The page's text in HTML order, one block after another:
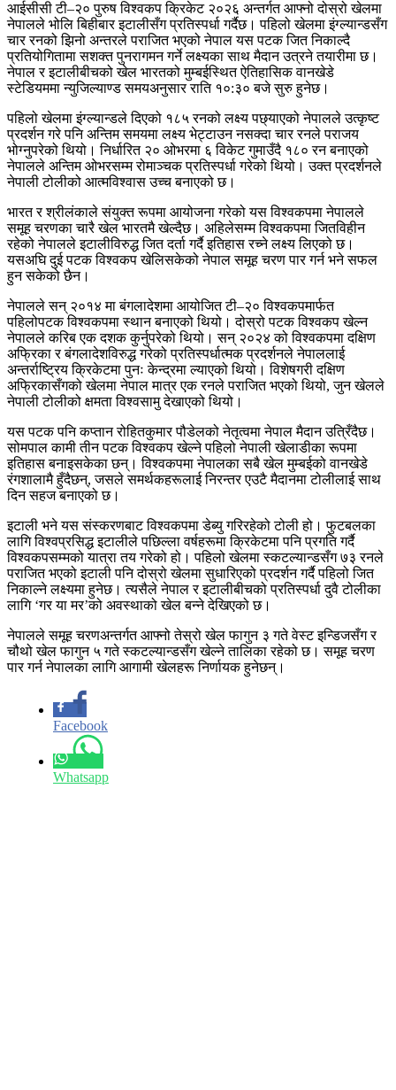
आईसीसी टी–२० पुरुष विश्वकप क्रिकेट २०२६ अन्तर्गत आफ्नो दोस्रो खेलमा
नेपालले भोलि बिहीबार इटालीसँग प्रतिस्पर्धा गर्दैछ। पहिलो खेलमा इंग्ल्यान्डसँग
चार रनको झिनो अन्तरले पराजित भएको नेपाल यस पटक जित निकाल्दै
प्रतियोगितामा सशक्त पुनरागमन गर्ने लक्ष्यका साथ मैदान उत्रने तयारीमा छ।
नेपाल र इटालीबीचको खेल भारतको मुम्बईस्थित ऐतिहासिक वानखेडे
स्टेडियममा न्युजिल्याण्ड समयअनुसार राति १०:३० बजे सुरु हुनेछ।
पहिलो खेलमा इंग्ल्यान्डले दिएको १८५ रनको लक्ष्य पछ्याएको नेपालले उत्कृष्ट
प्रदर्शन गरे पनि अन्तिम समयमा लक्ष्य भेट्टाउन नसक्दा चार रनले पराजय
भोग्नुपरेको थियो। निर्धारित २० ओभरमा ६ विकेट गुमाउँदै १८० रन बनाएको
नेपालले अन्तिम ओभरसम्म रोमाञ्चक प्रतिस्पर्धा गरेको थियो। उक्त प्रदर्शनले
नेपाली टोलीको आत्मविश्वास उच्च बनाएको छ।
भारत र श्रीलंकाले संयुक्त रूपमा आयोजना गरेको यस विश्वकपमा नेपालले
समूह चरणका चारै खेल भारतमै खेल्दैछ। अहिलेसम्म विश्वकपमा जितविहीन
रहेको नेपालले इटालीविरुद्ध जित दर्ता गर्दै इतिहास रच्ने लक्ष्य लिएको छ।
यसअघि दुई पटक विश्वकप खेलिसकेको नेपाल समूह चरण पार गर्न भने सफल
हुन सकेको छैन।
नेपालले सन् २०१४ मा बंगलादेशमा आयोजित टी–२० विश्वकपमार्फत
पहिलोपटक विश्वकपमा स्थान बनाएको थियो। दोस्रो पटक विश्वकप खेल्न
नेपालले करिब एक दशक कुर्नुपरेको थियो। सन् २०२४ को विश्वकपमा दक्षिण
अफ्रिका र बंगलादेशविरुद्ध गरेको प्रतिस्पर्धात्मक प्रदर्शनले नेपाललाई
अन्तर्राष्ट्रिय क्रिकेटमा पुनः केन्द्रमा ल्याएको थियो। विशेषगरी दक्षिण
अफ्रिकासँगको खेलमा नेपाल मात्र एक रनले पराजित भएको थियो, जुन खेलले
नेपाली टोलीको क्षमता विश्वसामु देखाएको थियो।
यस पटक पनि कप्तान रोहितकुमार पौडेलको नेतृत्वमा नेपाल मैदान उत्रिँदैछ।
सोमपाल कामी तीन पटक विश्वकप खेल्ने पहिलो नेपाली खेलाडीका रूपमा
इतिहास बनाइसकेका छन्। विश्वकपमा नेपालका सबै खेल मुम्बईको वानखेडे
रंगशालामै हुँदैछन्, जसले समर्थकहरूलाई निरन्तर एउटै मैदानमा टोलीलाई साथ
दिन सहज बनाएको छ।
इटाली भने यस संस्करणबाट विश्वकपमा डेब्यु गरिरहेको टोली हो। फुटबलका
लागि विश्वप्रसिद्ध इटालीले पछिल्ला वर्षहरूमा क्रिकेटमा पनि प्रगति गर्दै
विश्वकपसम्मको यात्रा तय गरेको हो। पहिलो खेलमा स्कटल्यान्डसँग ७३ रनले
पराजित भएको इटाली पनि दोस्रो खेलमा सुधारिएको प्रदर्शन गर्दै पहिलो जित
निकाल्ने लक्ष्यमा हुनेछ। त्यसैले नेपाल र इटालीबीचको प्रतिस्पर्धा दुवै टोलीका
लागि ‘गर या मर’को अवस्थाको खेल बन्ने देखिएको छ।
नेपालले समूह चरणअन्तर्गत आफ्नो तेस्रो खेल फागुन ३ गते वेस्ट इन्डिजसँग र
चौथो खेल फागुन ५ गते स्कटल्यान्डसँग खेल्ने तालिका रहेको छ। समूह चरण
पार गर्न नेपालका लागि आगामी खेलहरू निर्णायक हुनेछन्।
Facebook
Whatsapp